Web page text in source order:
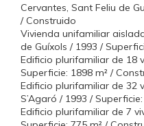
Cervantes, Sant Feliu de
/ Construido
Vivienda unifamiliar
de Guíxols / 1993 /
Edificio plurifamiliar de 18
Superficie: 1898 m² /
Edificio plurifamiliar de 32
S’Agaró / 1993 /
Edificio plurifamiliar de 7